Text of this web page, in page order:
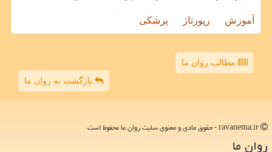
آموزش رپورتاژ پزشکی
مطالب روان ما
بازگشت به روان ما
روان ما